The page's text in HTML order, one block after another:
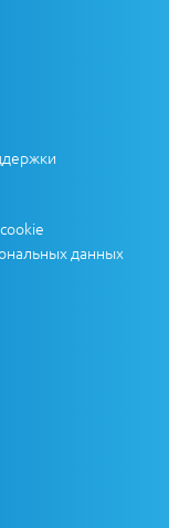
данных